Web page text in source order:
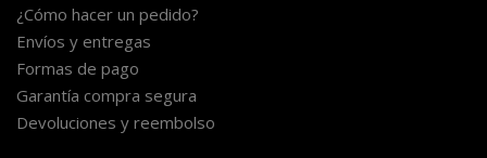
¿Cómo hacer un pedido?
Envíos y entregas
Formas de pago
Garantía compra segura
Devoluciones y reembolso